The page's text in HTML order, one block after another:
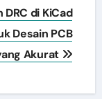
DRC di KiCad
Desain PCB
Akurat